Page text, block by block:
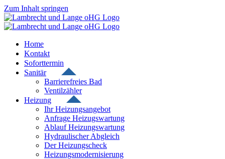
Zum Inhalt springen
Home
Kontakt
Soforttermin
Sanitär
Barrierefreies Bad
Ventilzähler
Heizung
Ihr Heizungsangebot
Anfrage Heizugswartung
Ablauf Heizungswartung
Hydraulischer Abgleich
Der Heizungscheck
Heizungsmodernisierung